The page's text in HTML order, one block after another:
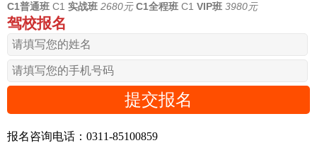
C1普通班 C1 实战班 2680元 C1全程班 C1 VIP班 3980元
驾校报名
提交报名
报名咨询电话：0311-85100859